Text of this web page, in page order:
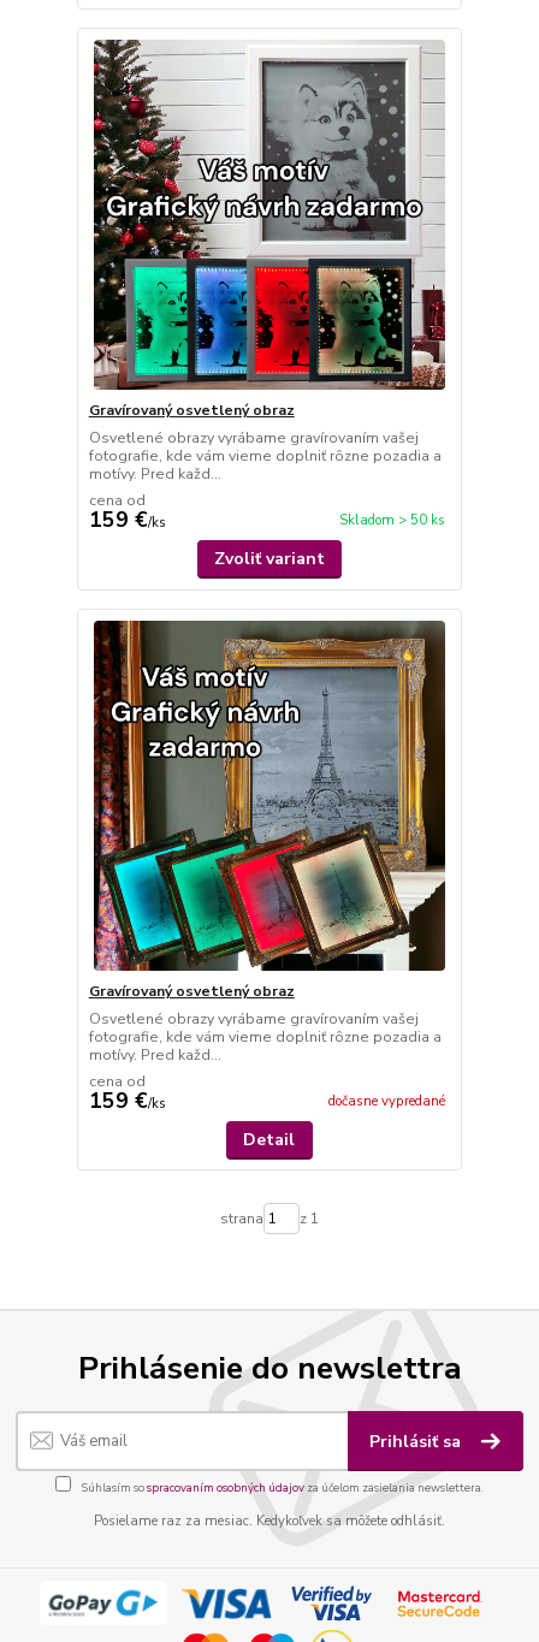
Gravírovaný osvetlený obraz
Osvetlené obrazy vyrábame gravírovaním vašej
fotografie, kde vám vieme doplniť rôzne pozadia a
motívy. Pred každ...
cena od
159 €/ks Skladom > 50 ks
Zvoliť variant
Gravírovaný osvetlený obraz
Osvetlené obrazy vyrábame gravírovaním vašej
fotografie, kde vám vieme doplniť rôzne pozadia a
motívy. Pred každ...
cena od
159 €/ks dočasne vypredané
Detail
strana z 1
Prihlásenie do newslettra
Prihlásiť sa
Súhlasím sospracovaním osobných údajov za účelom zasielania newslettera.
Posielame raz za mesiac. Kedykoľvek sa môžete odhlásiť.